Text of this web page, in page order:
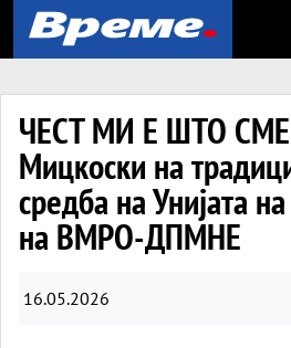
ЧЕСТ МИ Е ШТО
Мицкоски на
средба на Унијата
на ВМРО-ДПМНЕ
16.05.2026